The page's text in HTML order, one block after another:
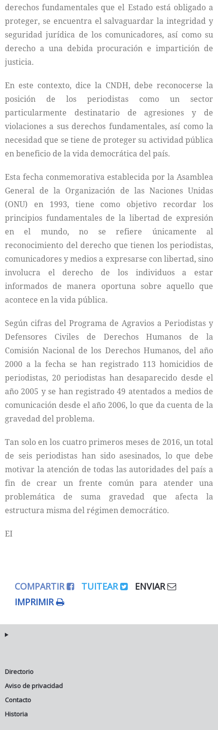
derechos fundamentales que el Estado está obligado a
proteger, se encuentra el salvaguardar la integridad y
seguridad jurídica de los comunicadores, así como su
derecho a una debida procuración e impartición de
justicia.
En este contexto, dice la CNDH, debe reconocerse la
posición de los periodistas como un sector
particularmente destinatario de agresiones y de
violaciones a sus derechos fundamentales, así como la
necesidad que se tiene de proteger su actividad pública
en beneficio de la vida democrática del país.
Esta fecha conmemorativa establecida por la Asamblea
General de la Organización de las Naciones Unidas
(ONU) en 1993, tiene como objetivo recordar los
principios fundamentales de la libertad de expresión
en el mundo, no se refiere únicamente al
reconocimiento del derecho que tienen los periodistas,
comunicadores y medios a expresarse con libertad, sino
involucra el derecho de los individuos a estar
informados de manera oportuna sobre aquello que
acontece en la vida pública.
Según cifras del Programa de Agravios a Periodistas y
Defensores Civiles de Derechos Humanos de la
Comisión Nacional de los Derechos Humanos, del año
2000 a la fecha se han registrado 113 homicidios de
periodistas, 20 periodistas han desaparecido desde el
año 2005 y se han registrado 49 atentados a medios de
comunicación desde el año 2006, lo que da cuenta de la
gravedad del problema.
Tan solo en los cuatro primeros meses de 2016, un total
de seis periodistas han sido asesinados, lo que debe
motivar la atención de todas las autoridades del país a
fin de crear un frente común para atender una
problemática de suma gravedad que afecta la
estructura misma del régimen democrático.
EI
COMPARTIR TUITEAR
ENVIAR
IMPRIMIR
Directorio
Aviso de privacidad
Contacto
Historia